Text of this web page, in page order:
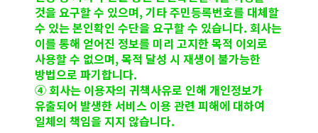
것을 요구할 수 있으며, 기타 주민등록번호를 대체할
수 있는 본인확인 수단을 요구할 수 있습니다. 회사는
이를 통해 얻어진 정보를 미리 고지한 목적 이외로
사용할 수 없으며, 목적 달성 시 재생이 불가능한
방법으로 파기합니다.
④ 회사는 이용자의 귀책사유로 인해 개인정보가
유출되어 발생한 서비스 이용 관련 피해에 대하여
일체의 책임을 지지 않습니다.